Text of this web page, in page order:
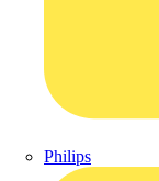
Philips